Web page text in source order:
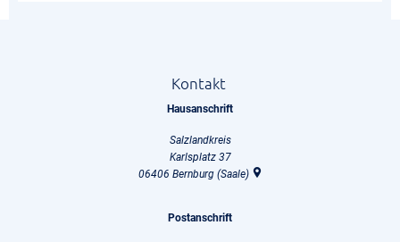
Kontakt
Hausanschrift
Salzlandkreis
Karlsplatz 37
06406 Bernburg (Saale)
Postanschrift